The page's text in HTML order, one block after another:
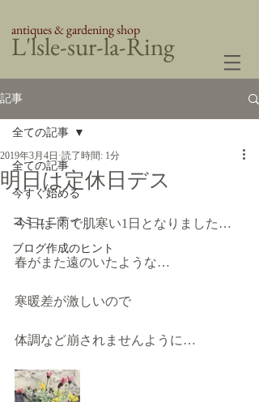
​L'lsle-sur-la-Ring
antiques & gardening shop
記事
全ての記事
今すぐ始める
コミュニティ
ブログ作成のヒント
全ての記事
明日は定休日デス
2019年3月4日 読了時間: 1分
今日は 雨で肌寒い1日となりました…
春がまた遠のいたような…
寒暖差が激しいので
体調など崩されませんように…